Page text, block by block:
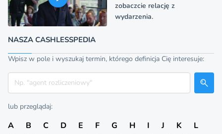
zobaczcie relację z
wydarzenia.
NASZA CASHLESSPEDIA
Wpisz w pole i wyszukaj termin, którego definicja Cię interesuje:
Szukaj
lub przeglądaj:
A B C D E F G H I J K
L